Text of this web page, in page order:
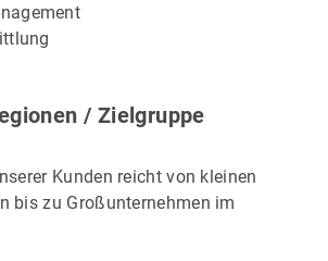
/ Zielgruppe
Kunden reicht von kleinen
bis zu Großunternehmen im